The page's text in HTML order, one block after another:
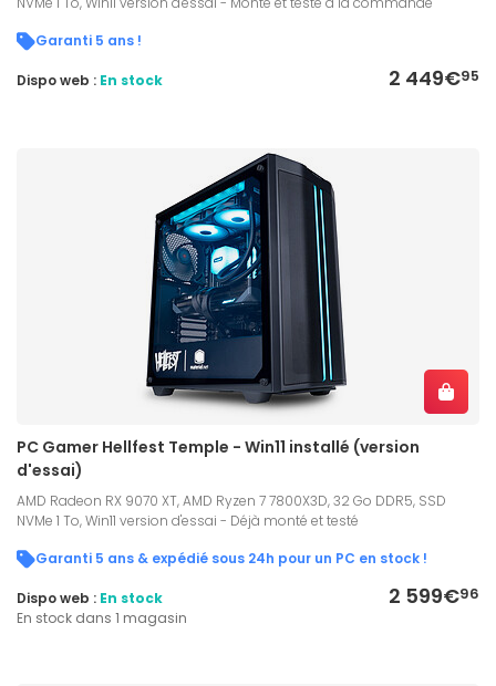
Garanti 5 ans !
2 449€95
Dispo web : En stock
PC Gamer Hellfest Temple - Win11 installé (version
d'essai)
AMD Radeon RX 9070 XT, AMD Ryzen 7 7800X3D, 32 Go DDR5, SSD
NVMe 1 To, Win11 version d'essai - Déjà monté et testé
Garanti 5 ans & expédié sous 24h pour un PC en stock !
2 599€96
Dispo web : En stock
En stock dans 1 magasin